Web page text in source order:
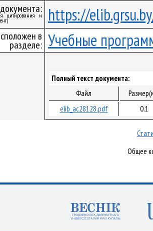
цитирования и https://
в
разделе: Учебные
Полный текст документа:
Файл
elib_ac28128.pdf
0.1
Общее